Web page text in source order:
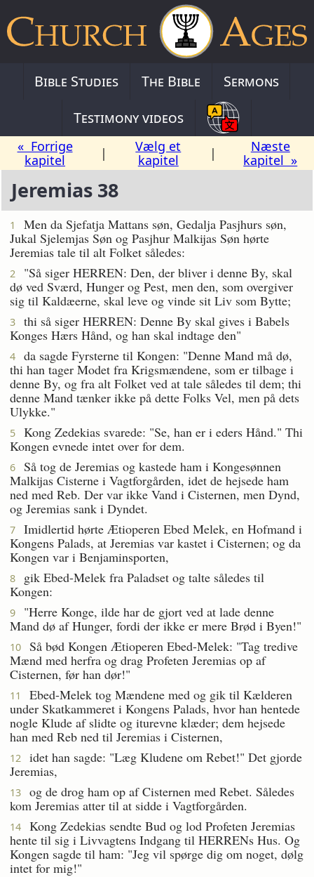
Bible Studies The Bible
Sermons
Testimony videos
« Forrige
kapitel
|
Vælg et
kapitel
|
Næste
kapitel »
Jeremias 38
1
Men da Sjefatja Mattans søn, Gedalja Pasjhurs søn,
Jukal Sjelemjas Søn og Pasjhur Malkijas Søn hørte
Jeremias tale til alt Folket således:
2
"Så siger HERREN: Den, der bliver i denne By, skal
dø ved Sværd, Hunger og Pest, men den, som overgiver
sig til Kaldæerne, skal leve og vinde sit Liv som Bytte;
3
thi så siger HERREN: Denne By skal gives i Babels
Konges Hærs Hånd, og han skal indtage den"
4
da sagde Fyrsterne til Kongen: "Denne Mand må dø,
thi han tager Modet fra Krigsmændene, som er tilbage i
denne By, og fra alt Folket ved at tale således til dem; thi
denne Mand tænker ikke på dette Folks Vel, men på dets
Ulykke."
5
Kong Zedekias svarede: "Se, han er i eders Hånd." Thi
Kongen evnede intet over for dem.
6
Så tog de Jeremias og kastede ham i Kongesønnen
Malkijas Cisterne i Vagtforgården, idet de hejsede ham
ned med Reb. Der var ikke Vand i Cisternen, men Dynd,
og Jeremias sank i Dyndet.
7
Imidlertid hørte Ætioperen Ebed Melek, en Hofmand i
Kongens Palads, at Jeremias var kastet i Cisternen; og da
Kongen var i Benjaminsporten,
8
gik Ebed-Melek fra Paladset og talte således til
Kongen:
9
"Herre Konge, ilde har de gjort ved at lade denne
Mand dø af Hunger, fordi der ikke er mere Brød i Byen!"
10
Så bød Kongen Ætioperen Ebed-Melek: "Tag tredive
Mænd med herfra og drag Profeten Jeremias op af
Cisternen, før han dør!"
11
Ebed-Melek tog Mændene med og gik til Kælderen
under Skatkammeret i Kongens Palads, hvor han hentede
nogle Klude af slidte og iturevne klæder; dem hejsede
han med Reb ned til Jeremias i Cisternen,
12
idet han sagde: "Læg Kludene om Rebet!" Det gjorde
Jeremias,
13
og de drog ham op af Cisternen med Rebet. Således
kom Jeremias atter til at sidde i Vagtforgården.
14
Kong Zedekias sendte Bud og lod Profeten Jeremias
hente til sig i Livvagtens Indgang til HERRENs Hus. Og
Kongen sagde til ham: "Jeg vil spørge dig om noget, dølg
intet for mig!"